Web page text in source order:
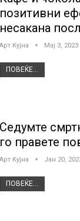
позитивни
несакана
Арт Кујна Мај 3, 2023
ПОВЕЌЕ...
Седумте
го правете
Арт Кујна Јан 20,
ПОВЕЌЕ...